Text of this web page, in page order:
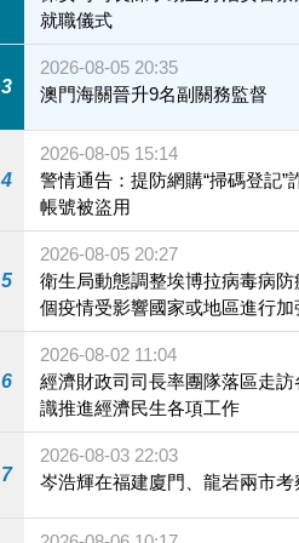
就職儀式
3
2026-08-05 20:35
澳門海關晉升9名副關務監督
4
2026-08-05 15:14
警情通告：提防網購“掃碼登記”
帳號被盜用
5
2026-08-05 20:27
衛生局動態調整埃博拉病毒病
個疫情受影響國家或地區進行加
施
6
2026-08-02 11:04
經濟財政司司長率團隊落區走
識推進經濟民生各項工作
7
2026-08-03 22:03
岑浩輝在福建廈門、龍岩兩市考